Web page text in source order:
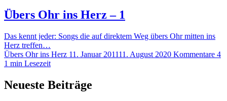
Übers Ohr ins Herz – 1
Das kennt jeder: Songs die auf direktem Weg übers Ohr mitten ins
Herz treffen…
Übers Ohr ins Herz 11. Januar 201111. August 2020 Kommentare 4
1 min Lesezeit
Neueste Beiträge